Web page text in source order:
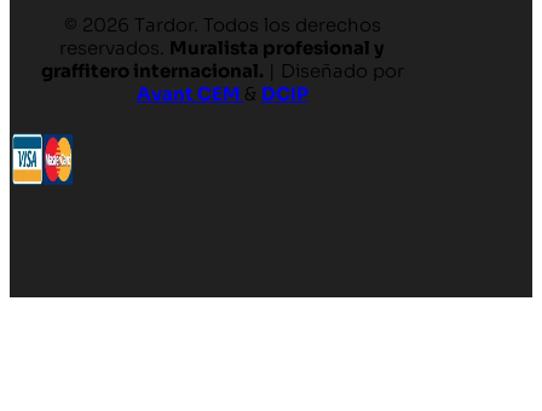
© 2026 Tardor. Todos los derechos
reservados. Muralista profesional y
graffitero internacional. | Diseñado por
Avant CEM & DCIP